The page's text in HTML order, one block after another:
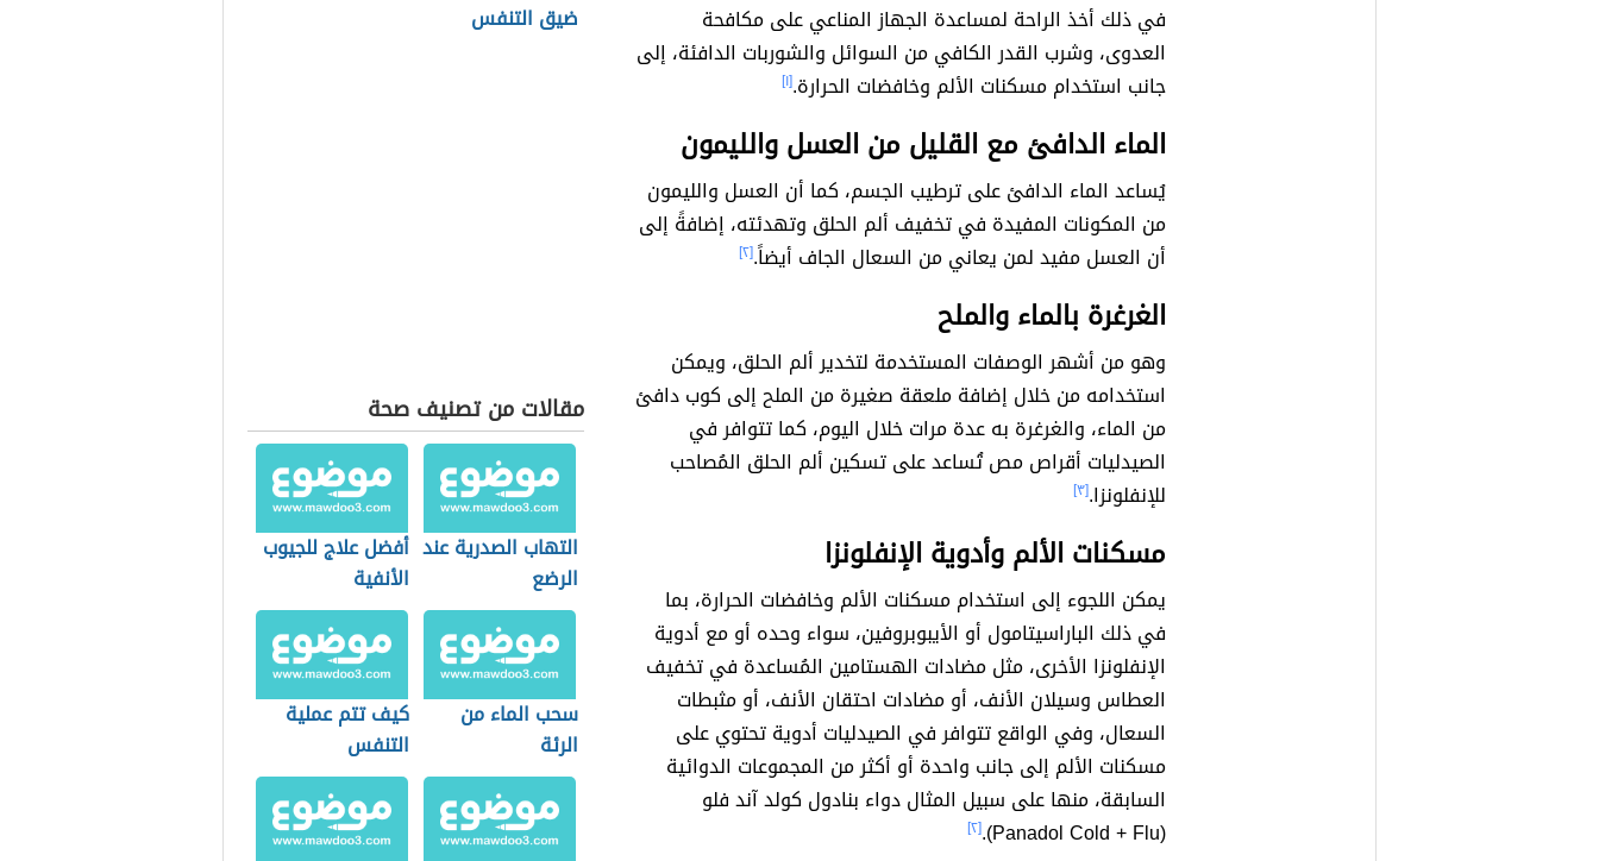
في ذلك أخذ الراحة لمساعدة الجهاز المناعي على مكافحة
العدوى، وشرب القدر الكافي من السوائل والشوربات الدافئة، إلى
جانب استخدام مسكنات الألم وخافضات الحرارة.[١]
الماء الدافئ مع القليل من العسل والليمون
يُساعد الماء الدافئ على ترطيب الجسم، كما أن العسل والليمون
من المكونات المفيدة في تخفيف ألم الحلق وتهدئته، إضافةً إلى
أن العسل مفيد لمن يعاني من السعال الجاف أيضاً.[٢]
الغرغرة بالماء والملح
وهو من أشهر الوصفات المستخدمة لتخدير ألم الحلق، ويمكن
استخدامه من خلال إضافة ملعقة صغيرة من الملح إلى كوب دافئ
من الماء، والغرغرة به عدة مرات خلال اليوم، كما تتوافر في
الصيدليات أقراص مص تُساعد على تسكين ألم الحلق المُصاحب
للإنفلونزا.[٣]
مسكنات الألم وأدوية الإنفلونزا
يمكن اللجوء إلى استخدام مسكنات الألم وخافضات الحرارة، بما
في ذلك الباراسيتامول أو الأيبوبروفين، سواء وحده أو مع أدوية
الإنفلونزا الأخرى، مثل مضادات الهستامين المُساعدة في تخفيف
العطاس وسيلان الأنف، أو مضادات احتقان الأنف، أو مثبطات
السعال، وفي الواقع تتوافر في الصيدليات أدوية تحتوي على
مسكنات الألم إلى جانب واحدة أو أكثر من المجموعات الدوائية
السابقة، منها على سبيل المثال دواء بنادول كولد آند فلو
(Panadol Cold + Flu).
[٢]
ضيق التنفس
مقالات من تصنيف صحة
التهاب الصدرية عند
الرضع
أفضل علاج للجيوب
الأنفية
سحب الماء من
الرئة
كيف تتم عملية
التنفس